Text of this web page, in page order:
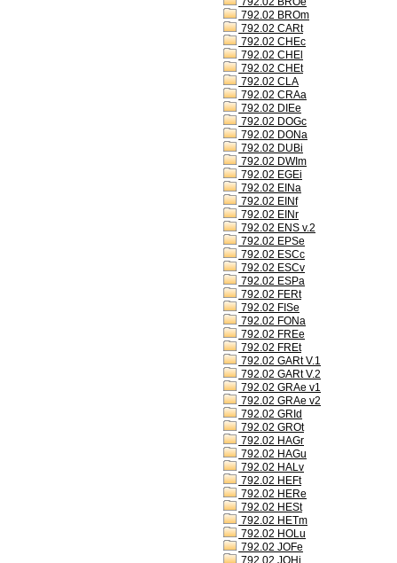
792.02 BROm
792.02 CARt
792.02 CHEc
792.02 CHEl
792.02 CHEt
792.02 CLA
792.02 CRAa
792.02 DIEe
792.02 DOGc
792.02 DONa
792.02 DUBi
792.02 DWIm
792.02 EGEi
792.02 EINa
792.02 EINf
792.02 EINr
792.02 ENS v.2
792.02 EPSe
792.02 ESCc
792.02 ESCv
792.02 ESPa
792.02 FERt
792.02 FISe
792.02 FONa
792.02 FREe
792.02 FREt
792.02 GARt V.1
792.02 GARt V.2
792.02 GRAe v1
792.02 GRAe v2
792.02 GRId
792.02 GROt
792.02 HAGr
792.02 HAGu
792.02 HALv
792.02 HEFt
792.02 HERe
792.02 HESt
792.02 HETm
792.02 HOLu
792.02 JOFe
792.02 JOHi